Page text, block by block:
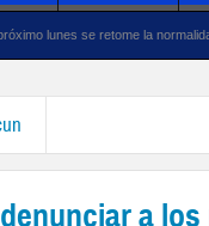
la normalidad en UNAM
a